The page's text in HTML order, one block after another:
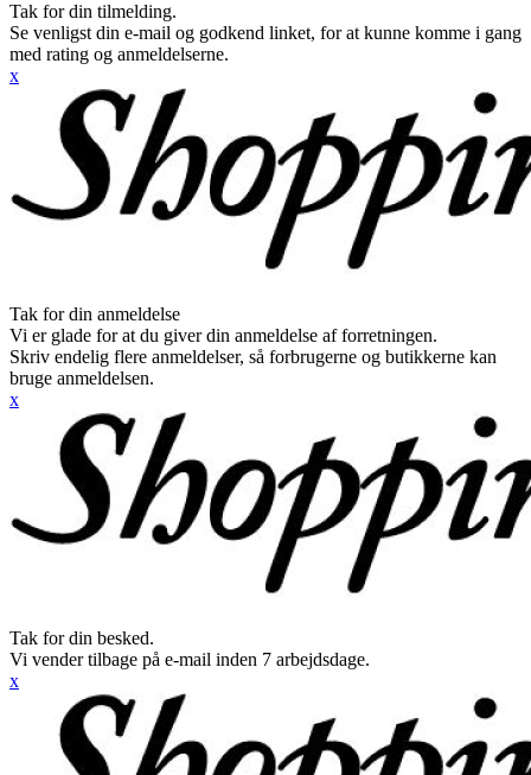
Tak for din tilmelding.
Se venligst din e-mail og godkend linket, for at kunne komme i gang
med rating og anmeldelserne.
x
Tak for din anmeldelse
Vi er glade for at du giver din anmeldelse af forretningen.
Skriv endelig flere anmeldelser, så forbrugerne og butikkerne kan
bruge anmeldelsen.
x
Tak for din besked.
Vi vender tilbage på e-mail inden 7 arbejdsdage.
x